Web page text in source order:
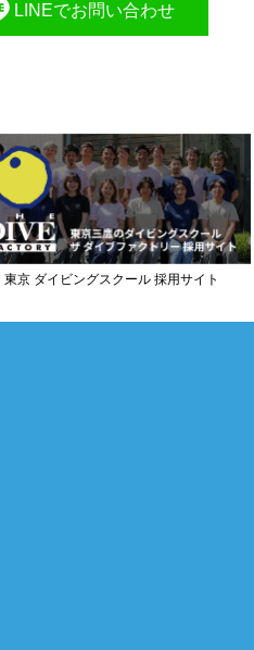
LINEでお問い合わせ
東京 ダイビングスクール 採用サイト